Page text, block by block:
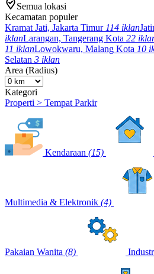
Semua lokasi
Kecamatan populer
Kramat Jati, Jakarta Timur 114 iklan
iklanLarangan, Tangerang Kota 22
11 iklanLowokwaru, Malang Kota 10
Selatan 3 iklan
Area (Radius)
Kategori
Properti > Tempat Parkir
Kendaraan (15)
Multimedia & Elektronik (4)
Pakaian Wanita (8)